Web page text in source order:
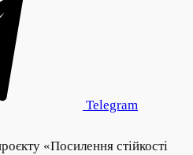
Telegram
«Посилення стійкості